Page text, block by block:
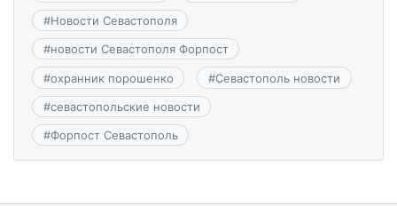
#Новости Севастополя
#новости Севастополя Форпост
#охранник порошенко #Севастополь новости
#севастопольские новости
#Форпост Севастополь